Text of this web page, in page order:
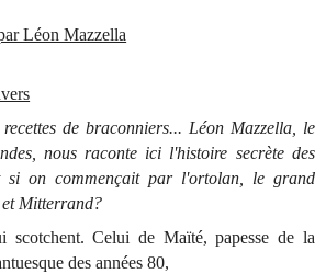
Léon Mazzella
recettes de braconniers... Léon Mazzella, le
nous raconte ici l'histoire secrète des
si on commençait par l'ortolan, le grand
Mitterrand?
Celui de Maïté, papesse de la
des années 80,